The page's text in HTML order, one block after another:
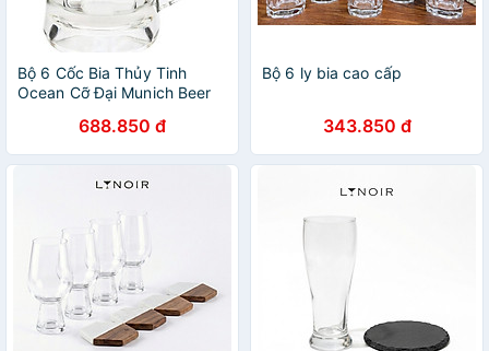
Bộ 6 Cốc Bia Thủy Tinh
Ocean Cỡ Đại Munich Beer
688.850 đ
Bộ 6 ly bia cao cấp
343.850 đ